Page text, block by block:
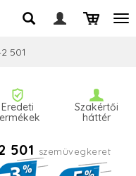
501
Eredeti
Szakértői
háttér
501 szemüvegkeret